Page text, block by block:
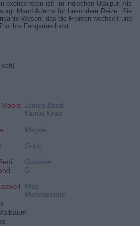
exotischsten ist: im indischen Udaipur. Als
Maud Adams für besondere Reize. Sie
Wesen, das die Fronten wechselt und
in ihre Fangarme lockt.
James Bond
Kamal Khan
Magda
Orlov
Gobinda
Q
Miss
Moneypenny